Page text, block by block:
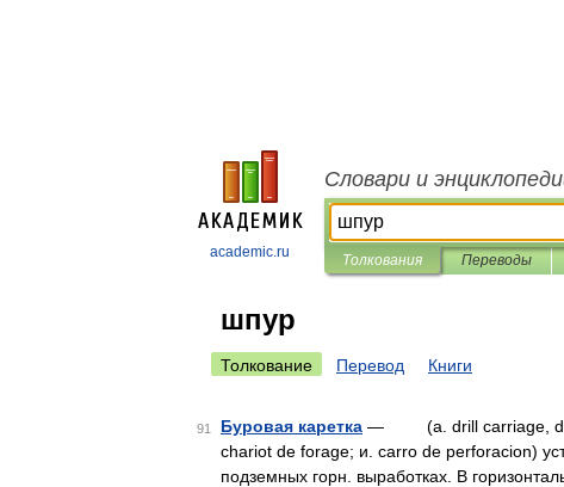
academic.ru
Словари и
Толкования Переводы
шпур
Толкование Перевод Книги
91 Буровая каретка — (a. drill carriage, drill
chariot de forage; и. carro de perforacion)
подземных горн. выработках. В